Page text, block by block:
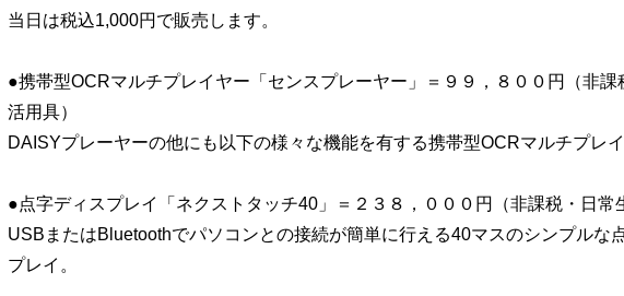
当日は税込1,000円で販売します。
●携帯型OCRマルチプレイヤー「センスプレーヤー」＝９９，８００円（非課
活用具）
DAISYプレーヤーの他にも以下の様々な機能を有する携帯型OCRマルチプレイ
●点字ディスプレイ「ネクストタッチ40」＝２３８，０００円（非課税・日常
USBまたはBluetoothでパソコンとの接続が簡単に行える40マスのシンプルな
プレイ。